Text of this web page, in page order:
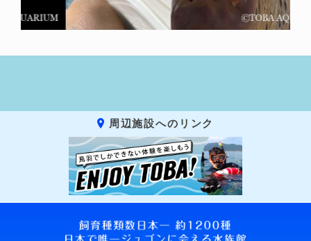
周辺施設へのリンク